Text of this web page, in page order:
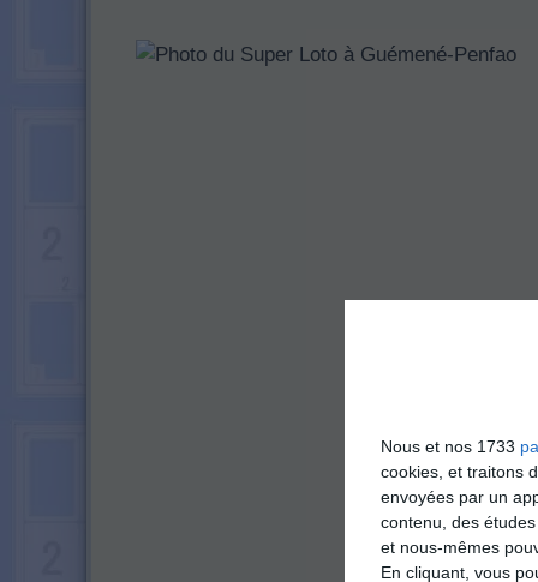
Nous et nos 1733
cookies, et traitons
envoyées par un
contenu, des
et nous-mêmes
En cliquant, vous